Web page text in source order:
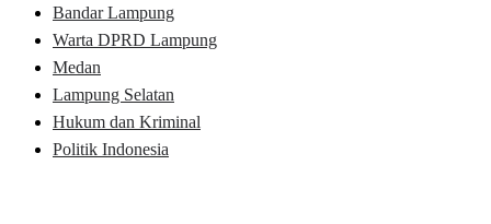
Bandar Lampung
Warta DPRD Lampung
Medan
Lampung Selatan
Hukum dan Kriminal
Politik Indonesia